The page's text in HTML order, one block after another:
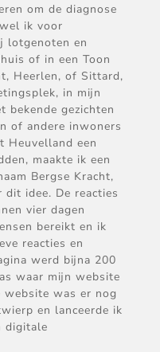
om de diagnose
ik voor
lotgenoten en
of in een Toon
Heerlen, of Sittard,
in mijn
bekende gezichten
of andere inwoners
Heuvelland een
maakte ik een
Bergse Kracht,
idee. De reacties
vier dagen
bereikt en ik
reacties en
werd bijna 200
waar mijn website
was er nog
en lanceerde ik
digitale